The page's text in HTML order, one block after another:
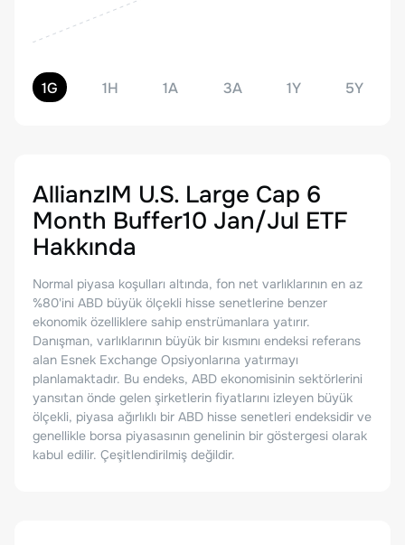
1G 1H 1A 3A 1Y 5Y
AllianzIM U.S. Large Cap 6
Month Buffer10 Jan/Jul ETF
Hakkında
Normal piyasa koşulları altında, fon net varlıklarının en az
%80'ini ABD büyük ölçekli hisse senetlerine benzer
ekonomik özelliklere sahip enstrümanlara yatırır.
Danışman, varlıklarının büyük bir kısmını endeksi referans
alan Esnek Exchange Opsiyonlarına yatırmayı
planlamaktadır. Bu endeks, ABD ekonomisinin sektörlerini
yansıtan önde gelen şirketlerin fiyatlarını izleyen büyük
ölçekli, piyasa ağırlıklı bir ABD hisse senetleri endeksidir ve
genellikle borsa piyasasının genelinin bir göstergesi olarak
kabul edilir. Çeşitlendirilmiş değildir.